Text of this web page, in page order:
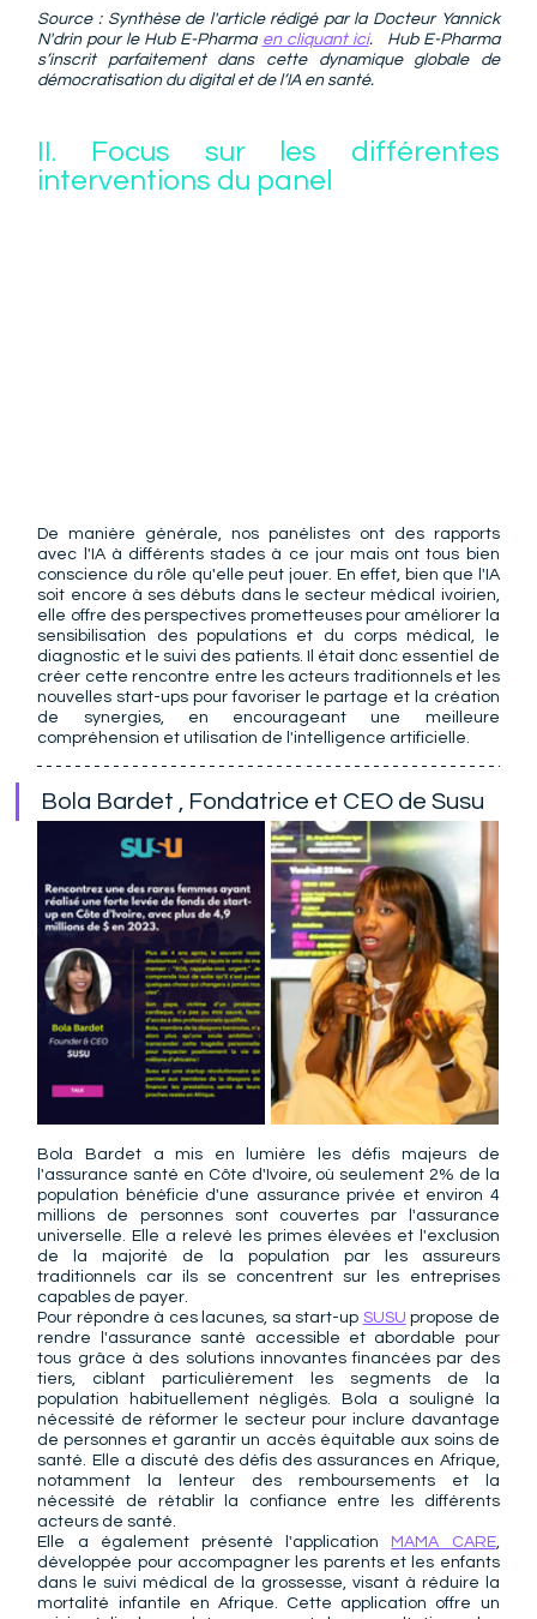
Source : Synthèse de l'article rédigé par la Docteur Yannick
N'drin pour le Hub E-Pharma en cliquant ici.   Hub E-Pharma
s’inscrit parfaitement dans cette dynamique globale de
démocratisation du digital et de l’IA en santé.
II. Focus sur les différentes
interventions du panel  ​
De manière générale, nos panélistes ont des rapports
avec l'IA à différents stades à ce jour mais ont tous bien
conscience du rôle qu'elle peut jouer. En effet, bien que l'IA
soit encore à ses débuts dans le secteur médical ivoirien,
elle offre des perspectives prometteuses pour améliorer la
sensibilisation des populations et du corps médical, le
diagnostic et le suivi des patients. Il était donc essentiel de
créer cette rencontre entre les acteurs traditionnels et les
nouvelles start-ups pour favoriser le partage et la création
de synergies, en encourageant une meilleure
compréhension et utilisation de l'intelligence artificielle.
Bola Bardet , Fondatrice et CEO de Susu
Bola Bardet a mis en lumière les défis majeurs de
l'assurance santé en Côte d'Ivoire, où seulement 2% de la
population bénéficie d'une assurance privée et environ 4
millions de personnes sont couvertes par l'assurance
universelle. Elle a relevé les primes élevées et l'exclusion
de la majorité de la population par les assureurs
traditionnels car ils se concentrent sur les entreprises
capables de payer.
Pour répondre à ces lacunes, sa start-up SUSU propose de
rendre l'assurance santé accessible et abordable pour
tous grâce à des solutions innovantes financées par des
tiers, ciblant particulièrement les segments de la
population habituellement négligés. Bola a souligné la
nécessité de réformer le secteur pour inclure davantage
de personnes et garantir un accès équitable aux soins de
santé. Elle a discuté des défis des assurances en Afrique,
notamment la lenteur des remboursements et la
nécessité de rétablir la confiance entre les différents
acteurs de santé.
Elle a également présenté l'application
MAMA CARE,
développée pour accompagner les parents et les enfants
dans le suivi médical de la grossesse, visant à réduire la
mortalité infantile en Afrique. Cette application offre un